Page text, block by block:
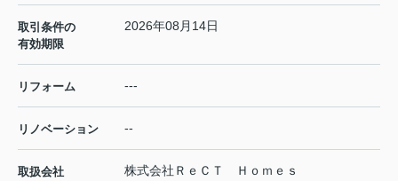
取引条件の
有効期限
2026年08月14日
リフォーム ---
リノベーション --
取扱会社
株式会社ＲｅＣＴ Ｈｏｍｅｓ